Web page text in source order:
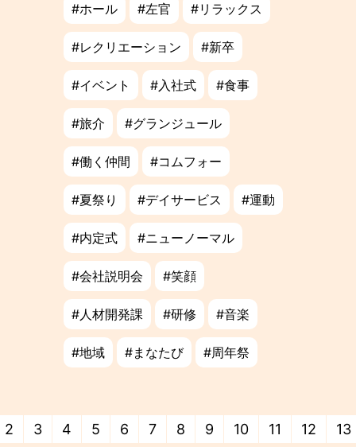
ホール 左官 リラックス
レクリエーション 新卒
イベント 入社式 食事
旅介 グランジュール
働く仲間 コムフォー
夏祭り デイサービス 運動
内定式 ニューノーマル
会社説明会 笑顔
人材開発課 研修 音楽
地域 まなたび 周年祭
2 3 4 5 6 7 8 9 10 11 12 13